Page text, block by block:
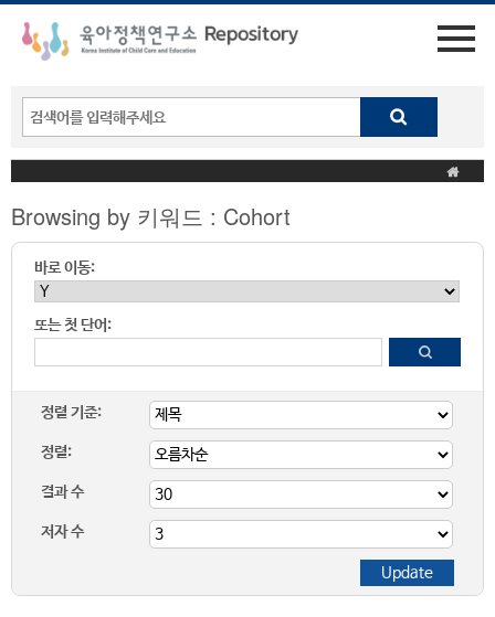
Browsing by 키워드 : Cohort
바로 이동:
또는 첫 단어:
정렬 기준:
정렬:
결과 수
저자 수